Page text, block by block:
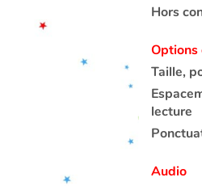
Hors
Taille,
lecture
Audio